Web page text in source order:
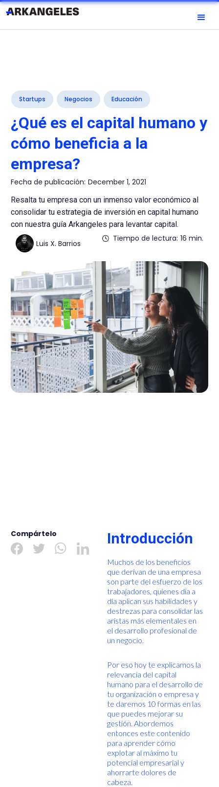
Startups Negocios Educación
¿Qué es el capital humano y
cómo beneficia a la
empresa?
Fecha de publicación: December 1, 2021
Resalta tu empresa con un inmenso valor económico al
consolidar tu estrategia de inversión en capital humano
con nuestra guía Arkangeles para levantar capital.
Luis X. Barrios
Tiempo de lectura: 16 min.
Compártelo Introducción
Muchos de los beneficios
que derivan de una empresa
son parte del esfuerzo de los
trabajadores, quienes día a
día aplican sus habilidades y
destrezas para consolidar las
aristas más elementales en
el desarrollo profesional de
un negocio.
Por eso hoy te explicamos la
relevancia del capital
humano para el desarrollo de
tu organización o empresa y
te daremos 10 formas en las
que puedes mejorar su
gestión. Abordemos
entonces este contenido
para aprender cómo
explotar al máximo tu
potencial empresarial y
ahorrarte dolores de
cabeza.